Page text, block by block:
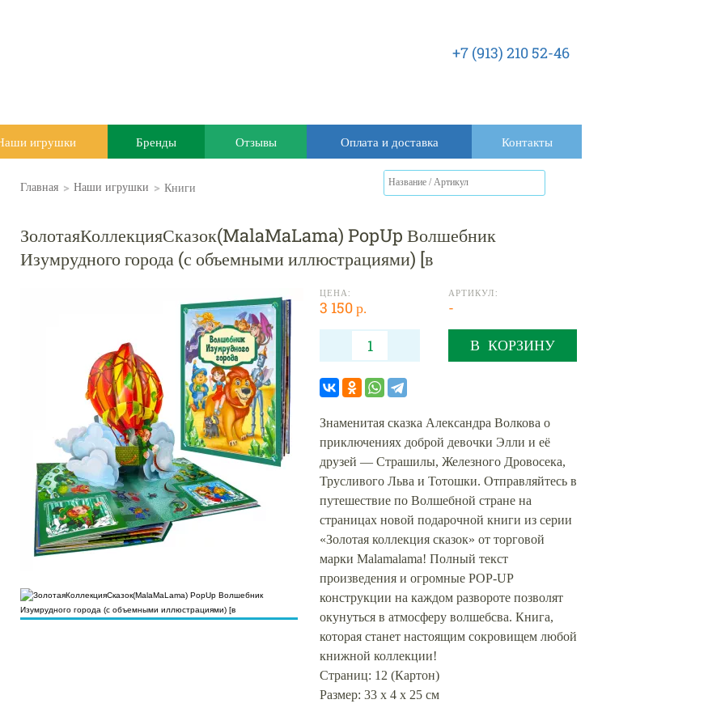
+7 (913) 210 52-46
игрушки Бренды Отзывы Оплата и доставка Контакты
Главная > Наши игрушки > Книги
ЗолотаяКоллекцияСказок(MalaMaLama) PopUp Волшебник
Изумрудного города (с объемными иллюстрациями) [в
ЦЕНА:
3 150 р.
АРТИКУЛ:
-
В КОРЗИНУ
Знаменитая сказка Александра Волкова о
приключениях доброй девочки Элли и её
друзей — Страшилы, Железного Дровосека,
Трусливого Льва и Тотошки. Отправляйтесь в
путешествие по Волшебной стране на
страницах новой подарочной книги из серии
«Золотая коллекция сказок» от торговой
марки Malamalama! Полный текст
произведения и огромные POP-UP
конструкции на каждом развороте позволят
окунуться в атмосферу волшебсва. Книга,
которая станет настоящим сокровищем любой
книжной коллекции!
Страниц: 12 (Картон)
Размер: 33 х 4 х 25 см